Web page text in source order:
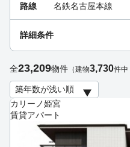
カリーノ姫宮
賃貸アパート
路線 名鉄名古屋本線
詳細条件
全23,209物件 （建物3,730件中